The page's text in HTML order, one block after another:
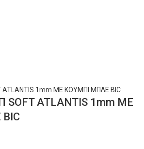
SOFT ATLANTIS 1mm ΜΕ